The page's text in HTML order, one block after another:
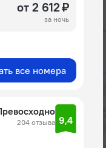
от 2 612 ₽
за ночь
все номера
204 отзыва 9,4